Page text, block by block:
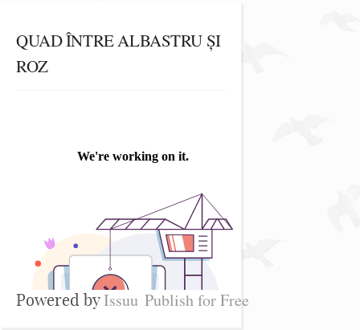
QUAD ÎNTRE ALBASTRU ȘI
ROZ
Powered byIssuu Publish for Free